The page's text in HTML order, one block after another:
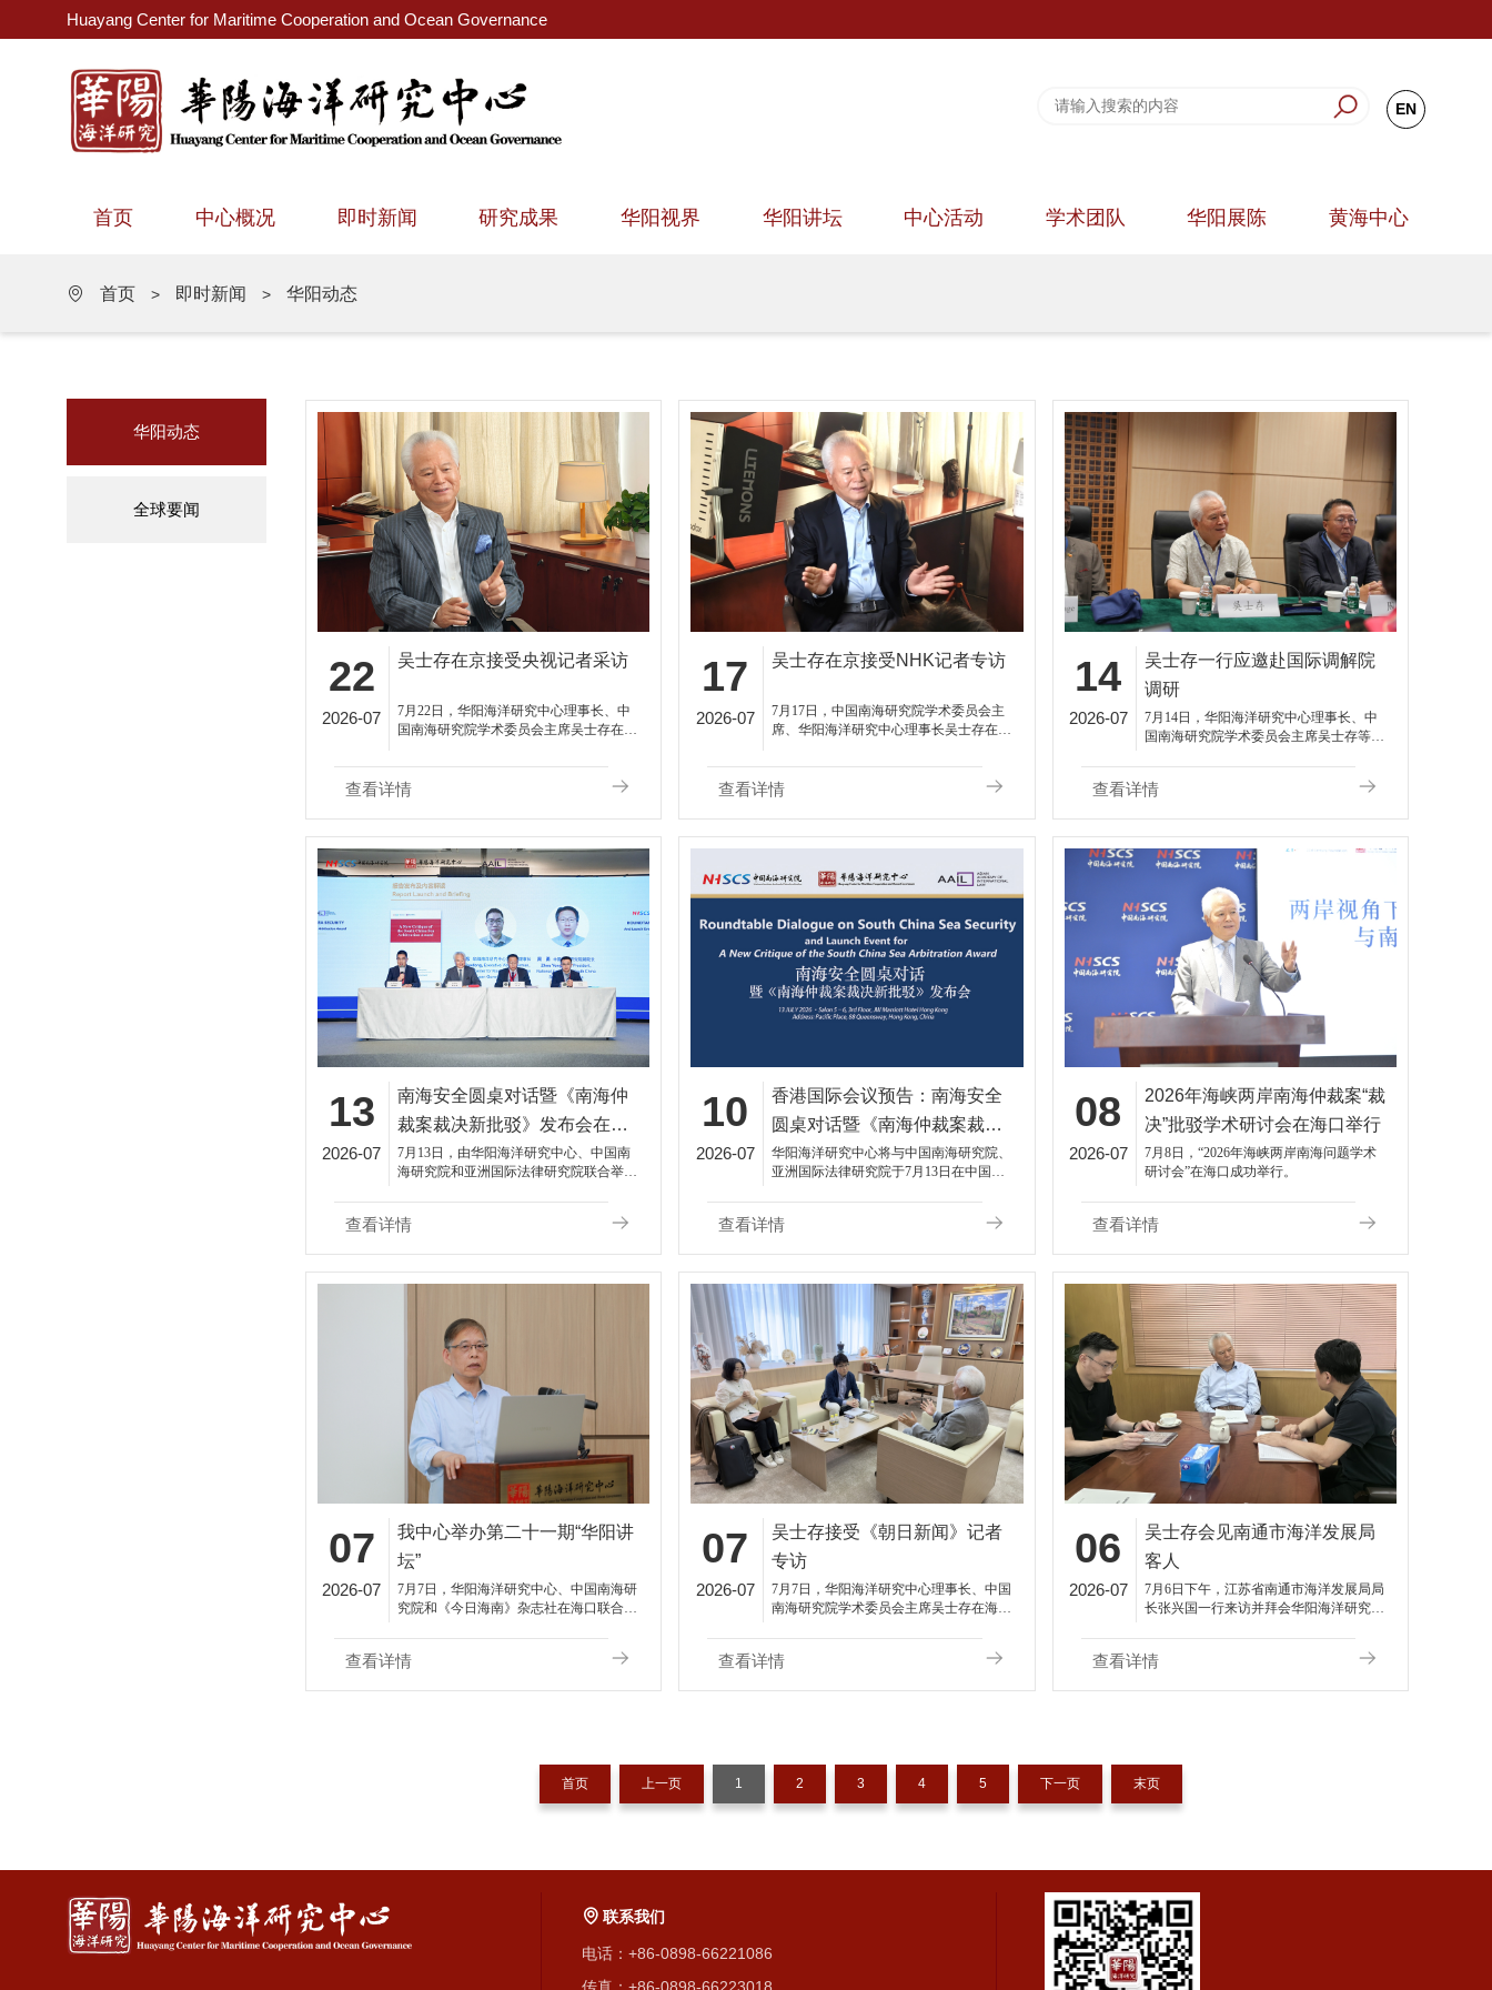
Huayang Center for Maritime Cooperation and Ocean Governance
EN
首页 中心概况 即时新闻 研究成果 华阳视界 华阳讲坛 中心活动 学术团队 华阳展陈 黄海中心
首页 > 即时新闻 > 华阳动态
华阳动态
全球要闻
22
2026-07
吴士存在京接受央视记者采访
7月22日，华阳海洋研究中心理事长、中
国南海研究院学术委员会主席吴士存在北
查看详情
17
2026-07
吴士存在京接受NHK记者专访
7月17日，中国南海研究院学术委员会主
席、华阳海洋研究中心理事长吴士存在北
访。
查看详情
14
2026-07
吴士存一行应邀赴国际调解院
调研
7月14日，华阳海洋研究中心理事长、中
国南海研究院学术委员会主席吴士存等在
代表应邀赴国际调解院（International Orga
参访专家学者就国际调解院成立的背景，
以及“调解”作为一种解决各类争端的手段
可能发挥的作用等问题进行了交流互动。
查看详情
13
2026-07
南海安全圆桌对话暨《南海仲
裁案裁决新批驳》发布会在香
港隆重举行
7月13日，由华阳海洋研究中心、中国南
海研究院和亚洲国际法律研究院联合举办
查看详情
10
2026-07
香港国际会议预告：南海安全
圆桌对话暨《南海仲裁案裁决
新批驳》发布会
华阳海洋研究中心将与中国南海研究院、
亚洲国际法律研究院于7月13日在中国香
查看详情
08
2026-07
2026年海峡两岸南海仲裁案“裁
决”批驳学术研讨会在海口举行
7月8日，“2026年海峡两岸南海问题学术
研讨会”在海口成功举行。
查看详情
07
2026-07
我中心举办第二十一期“华阳讲
坛”
7月7日，华阳海洋研究中心、中国南海研
究院和《今日海南》杂志社在海口联合举
查看详情
07
2026-07
吴士存接受《朝日新闻》记者
专访
7月7日，华阳海洋研究中心理事长、中国
南海研究院学术委员会主席吴士存在海口
查看详情
06
2026-07
吴士存会见南通市海洋发展局
客人
7月6日下午，江苏省南通市海洋发展局局
长张兴国一行来访并拜会华阳海洋研究中
海洋产业结构优化、海洋科技合作等议题
查看详情
首页 上一页 1 2 3 4 5 下一页 末页
联系我们
电话：+86-0898-66221086